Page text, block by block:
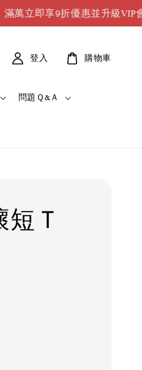
折優惠並升級VIP會員｜滿2
問題Ｑ&Ａ
登入 購物車
Ｔ